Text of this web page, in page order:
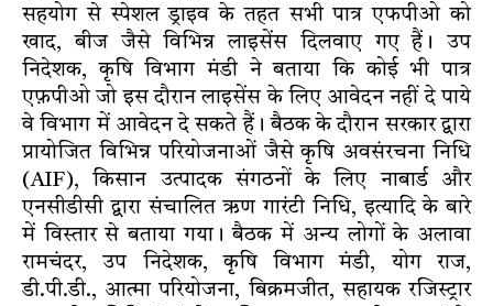
सहयोग से स्पेशल ड्राइव के तहत सभी पात्र एफपीओ को
खाद, बीज जैसे विभिन्न लाइसेंस दिलवाए गए हैं। उप
निदेशक, कृषि विभाग मंडी ने बताया कि कोई भी पात्र
एफ़पीओ जो इस दौरान लाइसेंस के लिए आवेदन नहीं दे पाये
वे विभाग में आवेदन दे सकते हैं। बैठक के दौरान सरकार द्वारा
प्रायोजित विभिन्न परियोजनाओं जैसे कृषि अवसंरचना निधि
(AIF), किसान उत्पादक संगठनों के लिए नाबार्ड और
एनसीडीसी द्वारा संचालित ऋण गारंटी निधि, इत्यादि के बारे
में विस्तार से बताया गया। बैठक में अन्य लोगों के अलावा
रामचंदर, उप निदेशक, कृषि विभाग मंडी, योग राज,
डी.पी.डी., आत्मा परियोजना, बिक्रमजीत, सहायक रजिस्ट्रार